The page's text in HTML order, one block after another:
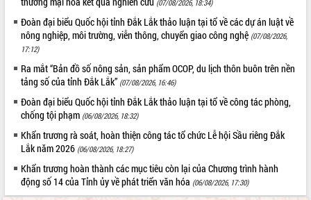
(07/08/2026, 18:34)
Đoàn đại biểu Quốc hội tỉnh Đắk Lắk thảo luận tại tổ về các dự án luật về
nông nghiệp, môi trường, viễn thông, chuyển giao công nghệ (07/08/2026,
17:12)
Ra mắt “Bản đồ số nông sản, sản phẩm OCOP, du lịch thôn buôn trên nền
tảng số của tỉnh Đắk Lắk” (07/08/2026, 16:46)
Đoàn đại biểu Quốc hội tỉnh Đắk Lắk thảo luận tại tổ về công tác phòng,
chống tội phạm (06/08/2026, 18:32)
Khẩn trương rà soát, hoàn thiện công tác tổ chức Lễ hội Sầu riêng Đắk
Lắk năm 2026 (06/08/2026, 18:27)
Khẩn trương hoàn thành các mục tiêu còn lại của Chương trình hành
động số 14 của Tỉnh ủy về phát triển văn hóa (06/08/2026, 17:30)